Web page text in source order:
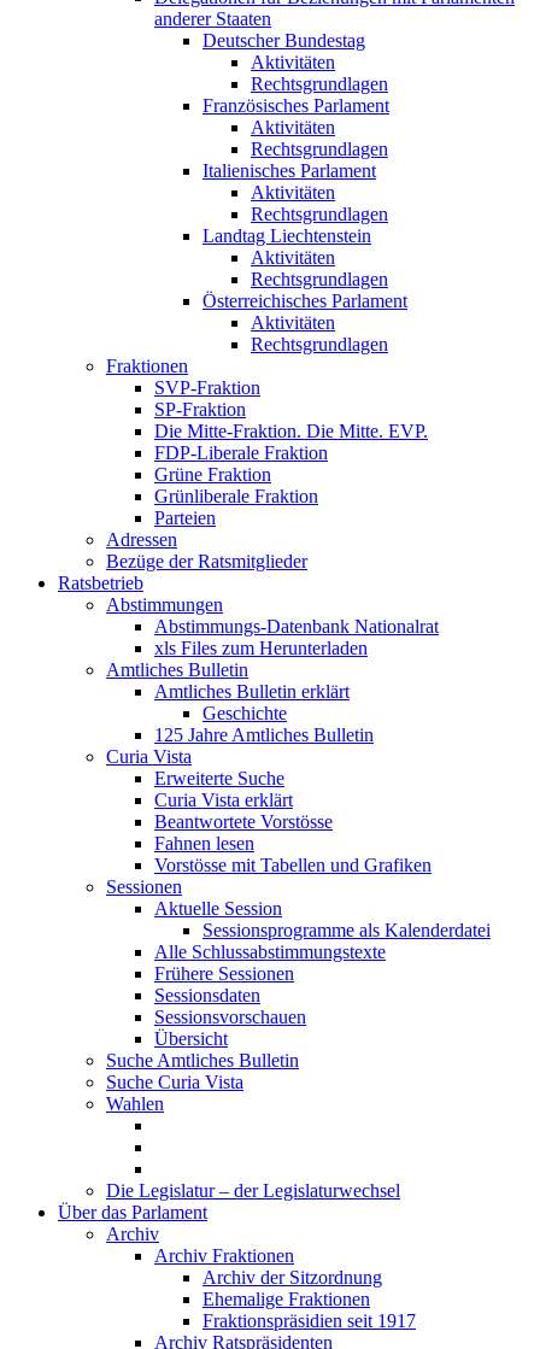
anderer Staaten
Deutscher Bundestag
Aktivitäten
Rechtsgrundlagen
Französisches Parlament
Aktivitäten
Rechtsgrundlagen
Italienisches Parlament
Aktivitäten
Rechtsgrundlagen
Landtag Liechtenstein
Aktivitäten
Rechtsgrundlagen
Österreichisches Parlament
Aktivitäten
Rechtsgrundlagen
Fraktionen
SVP-Fraktion
SP-Fraktion
Die Mitte-Fraktion. Die Mitte. EVP.
FDP-Liberale Fraktion
Grüne Fraktion
Grünliberale Fraktion
Parteien
Adressen
Bezüge der Ratsmitglieder
Ratsbetrieb
Abstimmungen
Abstimmungs-Datenbank Nationalrat
xls Files zum Herunterladen
Amtliches Bulletin
Amtliches Bulletin erklärt
Geschichte
125 Jahre Amtliches Bulletin
Curia Vista
Erweiterte Suche
Curia Vista erklärt
Beantwortete Vorstösse
Fahnen lesen
Vorstösse mit Tabellen und Grafiken
Sessionen
Aktuelle Session
Sessionsprogramme als Kalenderdatei
Alle Schlussabstimmungstexte
Frühere Sessionen
Sessionsdaten
Sessionsvorschauen
Übersicht
Suche Amtliches Bulletin
Suche Curia Vista
Wahlen
Die Legislatur – der Legislaturwechsel
Über das Parlament
Archiv
Archiv Fraktionen
Archiv der Sitzordnung
Ehemalige Fraktionen
Fraktionspräsidien seit 1917
Archiv Ratspräsidenten